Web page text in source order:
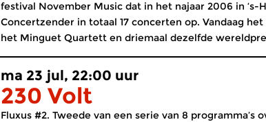
festival November Music dat in het najaar 2006 in ‘s-
Concertzender in totaal 17 concerten op. Vandaag
het Minguet Quartett en driemaal dezelfde
ma 23 jul, 22:00 uur
230 Volt
Fluxus #2. Tweede van een serie van 8 programma’s